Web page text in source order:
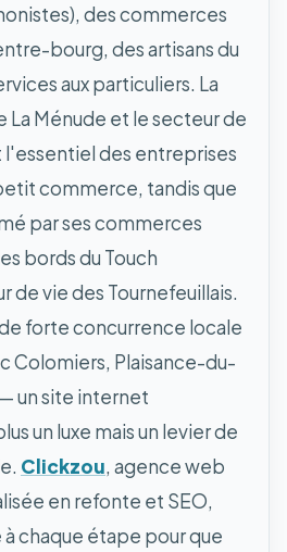
des commerces
bourg, des artisans du
aux particuliers. La
Ménude et le secteur de
des entreprises
commerce, tandis que
par ses commerces
bords du Touch
vie des Tournefeuillais.
forte concurrence locale
Colomiers, Plaisance-du-
un site internet
un luxe mais un levier de
Clickzou, agence web
en refonte et SEO,
chaque étape pour que